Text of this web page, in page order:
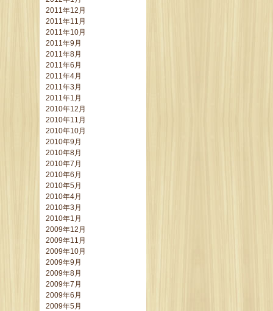
2011年12月
2011年11月
2011年10月
2011年9月
2011年8月
2011年6月
2011年4月
2011年3月
2011年1月
2010年12月
2010年11月
2010年10月
2010年9月
2010年8月
2010年7月
2010年6月
2010年5月
2010年4月
2010年3月
2010年1月
2009年12月
2009年11月
2009年10月
2009年9月
2009年8月
2009年7月
2009年6月
2009年5月